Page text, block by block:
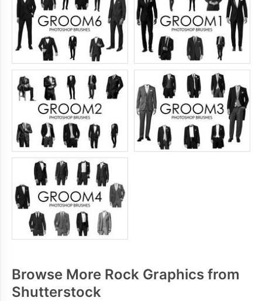
Browse More Rock Graphics from
Shutterstock